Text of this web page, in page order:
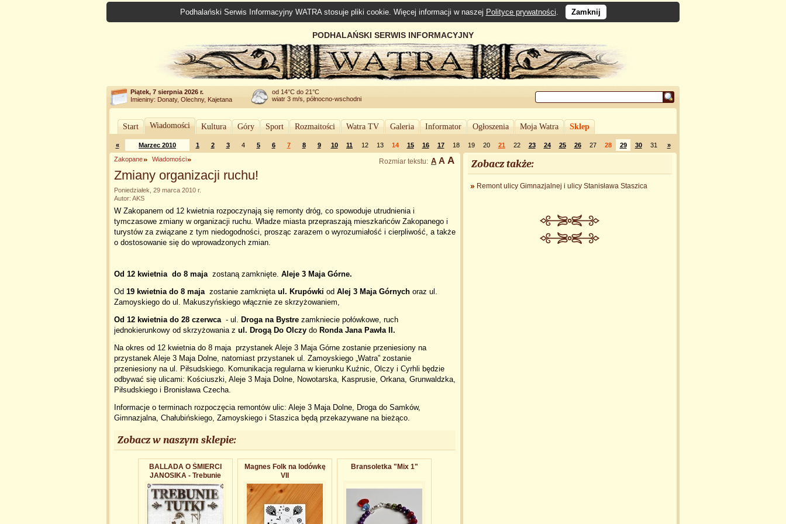
Podhalański Serwis Informacyjny WATRA stosuje pliki cookie. Więcej informacji w naszej Polityce prywatności. Zamknij
PODHALAŃSKI SERWIS INFORMACYJNY
Piątek, 7 sierpnia 2026 r.
Imieniny: Donaty, Olechny, Kajetana
od 14°C do 21°C
wiatr 3 m/s, północno-wschodni
Start Wiadomości Kultura Góry Sport Rozmaitości Watra TV Galeria Informator Ogłoszenia Moja Watra Sklep
« Marzec 2010 1 2 3 4 5 6 7 8 9 10 11 12 13 14 15 16 17 18 19 20 21 22 23 24 25 26 27 28 29 30 31 »
Rozmiar tekstu: A A A
Zakopane Wiadomości
Zmiany organizacji ruchu!
Poniedziałek, 29 marca 2010 r.
Autor: AKS
W Zakopanem od 12 kwietnia rozpoczynają się remonty dróg, co spowoduje utrudnienia i
tymczasowe zmiany w organizacji ruchu. Władze miasta przepraszają mieszkańców Zakopanego i
turystów za związane z tym niedogodności, prosząc zarazem o wyrozumiałość i cierpliwość, a także
o dostosowanie się do wprowadzonych zmian.
Od 12 kwietnia do 8 majazostaną zamknięte. Aleje 3 Maja Górne.
Od 19 kwietnia do 8 majazostanie zamknięta ul. Krupówki od Alej 3 Maja Górnych oraz ul.
Zamoyskiego do ul. Makuszyńskiego włącznie ze skrzyżowaniem,
Od 12 kwietnia do 28 czerwca- ul. Droga na Bystre zamkniecie połówkowe, ruch
jednokierunkowy od skrzyżowania z ul. Drogą Do Olczy do Ronda Jana Pawła II.
Na okres od 12 kwietnia do 8 maja przystanek Aleje 3 Maja Górne zostanie przeniesiony na
przystanek Aleje 3 Maja Dolne, natomiast przystanek ul. Zamoyskiego „Watra” zostanie
przeniesiony na ul. Piłsudskiego. Komunikacja regularna w kierunku Kuźnic, Olczy i Cyrhli będzie
odbywać się ulicami: Kościuszki, Aleje 3 Maja Dolne, Nowotarska, Kasprusie, Orkana, Grunwaldzka,
Piłsudskiego i Bronisława Czecha.
Informacje o terminach rozpoczęcia remontów ulic: Aleje 3 Maja Dolne, Droga do Samków,
Gimnazjalna, Chałubińskiego, Zamoyskiego i Staszica będą przekazywane na bieżąco.
Zobacz w naszym sklepie:
BALLADA O ŚMIERCI
JANOSIKA - Trebunie
Tutki
Magnes Folk na lodówkę
VII
Bransoletka "Mix 1"
Zobacz także:
Remont ulicy Gimnazjalnej i ulicy Stanisława Staszica